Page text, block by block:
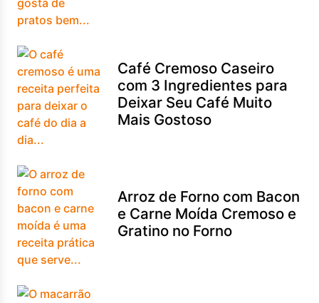
Café Cremoso Caseiro
com 3 Ingredientes para
Deixar Seu Café Muito
Mais Gostoso
Arroz de Forno com Bacon
e Carne Moída Cremoso e
Gratino no Forno